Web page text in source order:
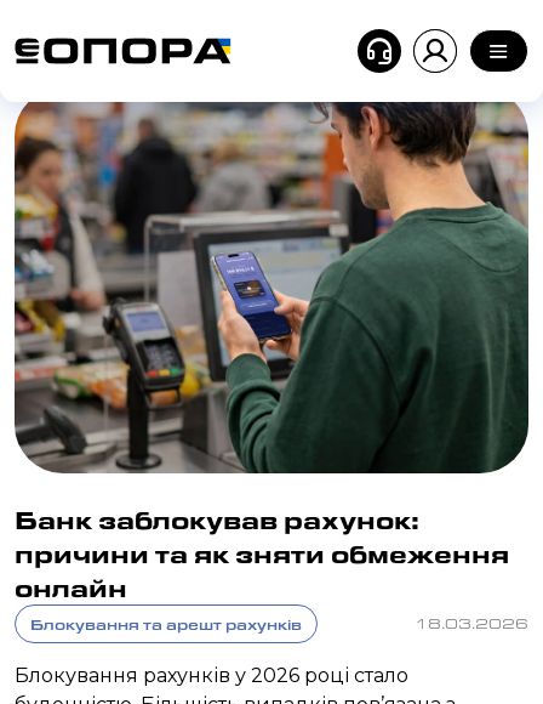
Головна| Блог | Банк заблокував рахунок:
Банк заблокував рахунок:
причини та як зняти обмеження
онлайн
Блокування та арешт рахунків 18.03.2026
Блокування рахунків у 2026 році стало